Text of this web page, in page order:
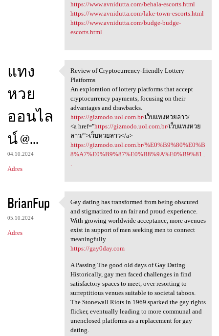
https://www.avnidutta.com/behala-escorts.html
https://www.avnidutta.com/lake-town-escorts.html
https://www.avnidutta.com/budge-budge-
escorts.html
แทง
หวย
ออนไล
น์ @...
04.10.2024
Adres
Review of Cryptocurrency
Review of Cryptocurrency-friendly Lottery
Platforms
An exploration of lottery platforms that accept
cryptocurrency payments, focusing on their
advantages and drawbacks.
https://gizmodo.uol.com.br/เว็บแทงหวยลาว/
<a href="https://gizmodo.uol.com.br/เว็บแทงหวย
ลาว/">เว็บหวยลาว</a>
https://gizmodo.uol.com.br/%E0%B9%80%E0%B
8%A7%E0%B9%87%E0%B8%9A%E0%B9%81..
.
BrianFup
05.10.2024
Adres
Gay dating has transformed
Gay dating has transformed from being obscured
and stigmatized to an fair and proud experience.
With growing worldwide acceptance, more avenues
exist in support of men seeking men to connect
meaningfully.
https://gay0day.com
A Passing The good old days of Gay Dating
Historically, gay men faced challenges in find
satisfactory spaces to meet, over resorting to
surreptitious venues suitable to societal taboos.
The Stonewall Riots in 1969 sparked the gay rights
flicker, eventually leading to more communal and
unenclosed platforms as a replacement for gay
dating.